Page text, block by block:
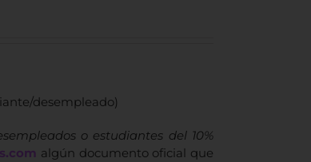
desempleado)
o estudiantes del 10%
algún documento oficial que